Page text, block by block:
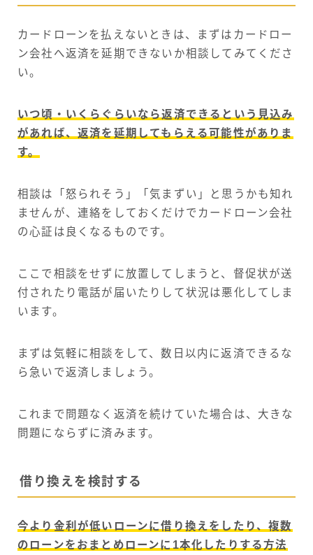
カードローンを払えないときは、まずはカードロー
ン会社へ返済を延期できないか相談してみてくださ
い。
いつ頃・いくらぐらいなら返済できるという見込み
があれば、返済を延期してもらえる可能性がありま
す。
相談は「怒られそう」「気まずい」と思うかも知れ
ませんが、連絡をしておくだけでカードローン会社
の心証は良くなるものです。
ここで相談をせずに放置してしまうと、督促状が送
付されたり電話が届いたりして状況は悪化してしま
います。
まずは気軽に相談をして、数日以内に返済できるな
ら急いで返済しましょう。
これまで問題なく返済を続けていた場合は、大きな
問題にならずに済みます。
借り換えを検討する
今より金利が低いローンに借り換えをしたり、複数
のローンをおまとめローンに1本化したりする方法